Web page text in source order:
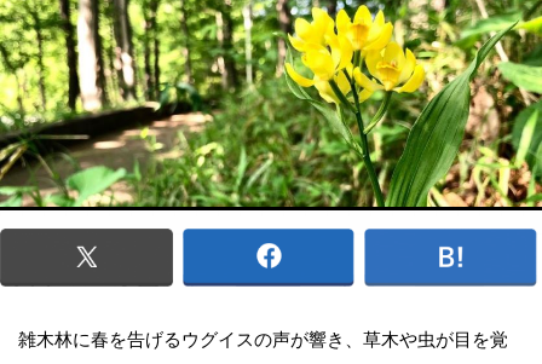
雑木林に春を告げるウグイスの声が響き、草木や虫が目を覚